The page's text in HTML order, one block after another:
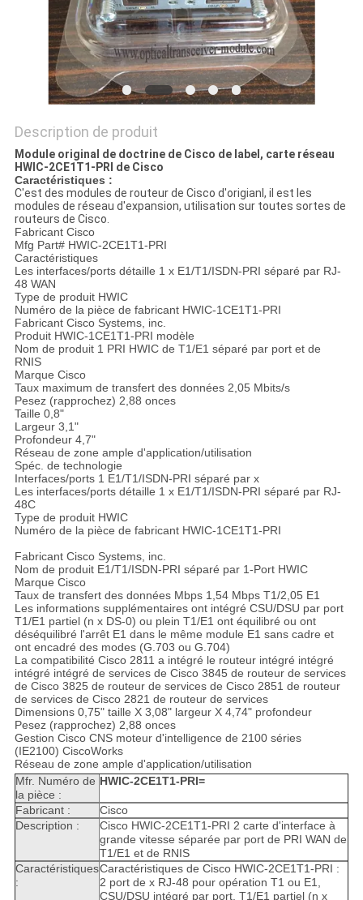
POLITIQUE
CONFIDENTIALITÉ
Description de produit
Module original de doctrine de Cisco de label, carte réseau
HWIC-2CE1T1-PRI de Cisco
Caractéristiques :
C'est des modules de routeur de Cisco d'origianl, il est les
modules de réseau d'expansion, utilisation sur toutes sortes de
routeurs de Cisco.
Fabricant Cisco
Mfg Part# HWIC-2CE1T1-PRI
Caractéristiques
Les interfaces/ports détaille 1 x E1/T1/ISDN-PRI séparé par RJ-
48 WAN
Type de produit HWIC
Numéro de la pièce de fabricant HWIC-1CE1T1-PRI
Fabricant Cisco Systems, inc.
Produit HWIC-1CE1T1-PRI modèle
Nom de produit 1 PRI HWIC de T1/E1 séparé par port et de
RNIS
Marque Cisco
Taux maximum de transfert des données 2,05 Mbits/s
Pesez (rapprochez) 2,88 onces
Taille 0,8"
Largeur 3,1"
Profondeur 4,7"
Réseau de zone ample d'application/utilisation
Spéc. de technologie
Interfaces/ports 1 E1/T1/ISDN-PRI séparé par x
Les interfaces/ports détaille 1 x E1/T1/ISDN-PRI séparé par RJ-
48C
Type de produit HWIC
Numéro de la pièce de fabricant HWIC-1CE1T1-PRI
Fabricant Cisco Systems, inc.
Nom de produit E1/T1/ISDN-PRI séparé par 1-Port HWIC
Marque Cisco
Taux de transfert des données Mbps 1,54 Mbps T1/2,05 E1
Les informations supplémentaires ont intégré CSU/DSU par port
T1/E1 partiel (n x DS-0) ou plein T1/E1 ont équilibré ou ont
déséquilibré l'arrêt E1 dans le même module E1 sans cadre et
ont encadré des modes (G.703 ou G.704)
La compatibilité Cisco 2811 a intégré le routeur intégré intégré
intégré intégré de services de Cisco 3845 de routeur de services
de Cisco 3825 de routeur de services de Cisco 2851 de routeur
de services de Cisco 2821 de routeur de services
Dimensions 0,75" taille X 3,08" largeur X 4,74" profondeur
Pesez (rapprochez) 2,88 onces
Gestion Cisco CNS moteur d'intelligence de 2100 séries
(IE2100) CiscoWorks
Réseau de zone ample d'application/utilisation
Mfr. Numéro de
la pièce :
HWIC-2CE1T1-PRI=
Fabricant :
Cisco
Description :
Cisco HWIC-2CE1T1-PRI 2 carte d'interface à
grande vitesse séparée par port de PRI WAN de
T1/E1 et de RNIS
Caractéristiques
:
Caractéristiques de Cisco HWIC-2CE1T1-PRI :
2 port de x RJ-48 pour opération T1 ou E1,
CSU/DSU intégré par port, T1/E1 partiel (n x